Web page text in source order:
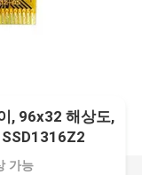
, 96x32 해상도,
가능